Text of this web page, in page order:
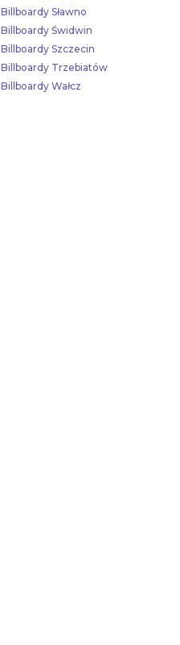
Billboardy Sławno
Billboardy Świdwin
Billboardy Szczecin
Billboardy Trzebiatów
Billboardy Wałcz